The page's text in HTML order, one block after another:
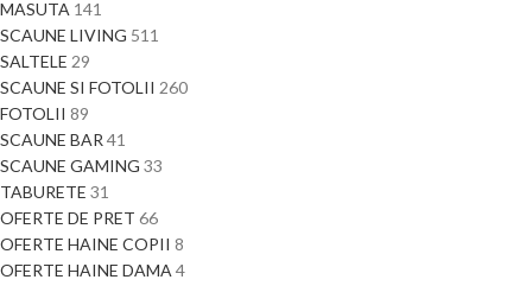
MASUTA 141
SCAUNE LIVING 511
SALTELE 29
SCAUNE SI FOTOLII 260
FOTOLII 89
SCAUNE BAR 41
SCAUNE GAMING 33
TABURETE 31
OFERTE DE PRET 66
OFERTE HAINE COPII 8
OFERTE HAINE DAMA 4